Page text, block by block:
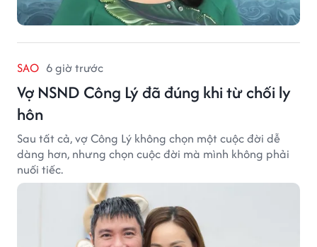
SAO 6 giờ trước
Vợ NSND Công Lý đã đúng khi từ chối ly
hôn
Sau tất cả, vợ Công Lý không chọn một cuộc đời dễ
dàng hơn, nhưng chọn cuộc đời mà mình không phải
nuối tiếc.